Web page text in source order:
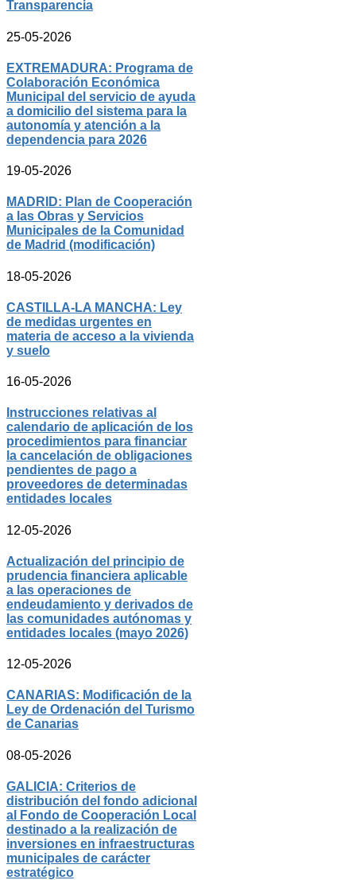
Transparencia
25-05-2026
EXTREMADURA: Programa de
Colaboración Económica
Municipal del servicio de ayuda
a domicilio del sistema para la
autonomía y atención a la
dependencia para 2026
19-05-2026
MADRID: Plan de Cooperación
a las Obras y Servicios
Municipales de la Comunidad
de Madrid (modificación)
18-05-2026
CASTILLA-LA MANCHA: Ley
de medidas urgentes en
materia de acceso a la vivienda
y suelo
16-05-2026
Instrucciones relativas al
calendario de aplicación de los
procedimientos para financiar
la cancelación de obligaciones
pendientes de pago a
proveedores de determinadas
entidades locales
12-05-2026
Actualización del principio de
prudencia financiera aplicable
a las operaciones de
endeudamiento y derivados de
las comunidades autónomas y
entidades locales (mayo 2026)
12-05-2026
CANARIAS: Modificación de la
Ley de Ordenación del Turismo
de Canarias
08-05-2026
GALICIA: Criterios de
distribución del fondo adicional
al Fondo de Cooperación Local
destinado a la realización de
inversiones en infraestructuras
municipales de carácter
estratégico